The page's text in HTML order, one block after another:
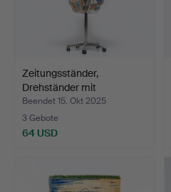
Zeitungsständer,
Drehständer mit
verschied…
Beendet 15. Okt 2025
3 Gebote
64 USD